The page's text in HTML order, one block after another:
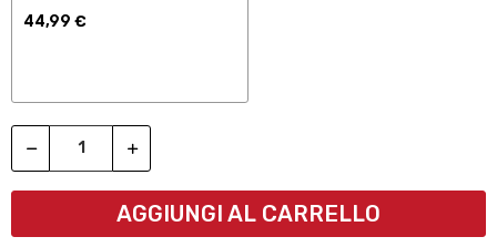
44,99 €
AGGIUNGI AL CARRELLO